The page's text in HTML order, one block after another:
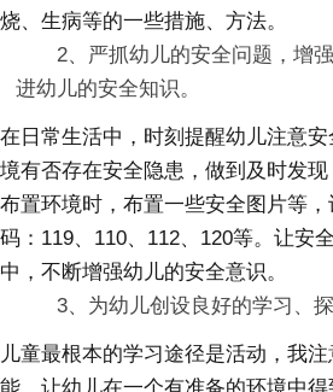
烧、生病等的一些措施、方法。
2、严抓幼儿的安全问题，增
进幼儿的安全知识。
在日常生活中，时刻提醒幼儿注意
境有否存在安全隐患，做到及时发
布置环境时，布置一些安全图片等
码：119、110、112、120等。让安
中，不断增强幼儿的安全意识。
3、为幼儿创设良好的学习、探
儿童最根本的学习途径是活动，我